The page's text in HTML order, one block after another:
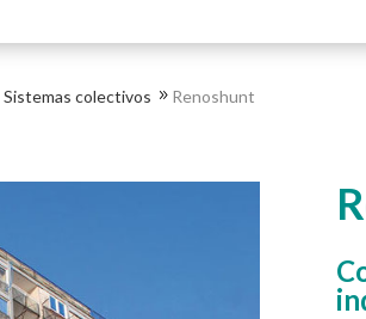
Sistemas colectivos 9 Renoshunt